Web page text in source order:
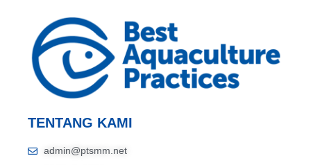
TENTANG KAMI
admin@ptsmm.net